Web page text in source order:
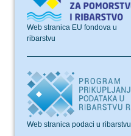
Web stranica EU fondova u
ribarstvu
Web stranica podaci u ribarstvu